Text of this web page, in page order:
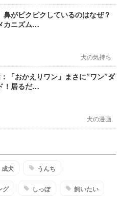
鼻がピクピクしているのはなぜ？
カニズム…
犬の気持ち
：「おかえりワン」まさに”ワン”ダ
！居るだ…
犬の漫画
成犬 うんち
グ しっぽ 飼いたい